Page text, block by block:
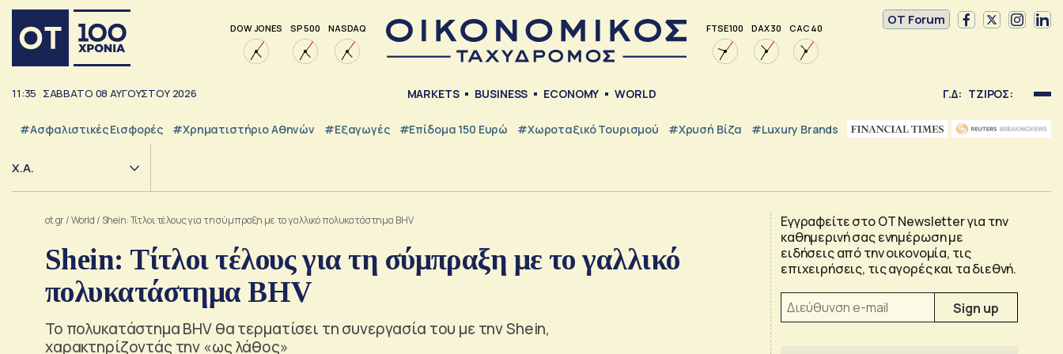
DOW JONES SP 500 NASDAQ FTSE 100 DAX 30 CAC 40
OT Forum
11:35 ΣΑΒΒΑΤΟ 08 ΑΥΓΟΥΣΤΟΥ 2026 MARKETS BUSINESS ECONOMY WORLD Γ.Δ: ΤΖΙΡΟΣ:
#Ασφαλιστικές Εισφορές #Χρηματιστήριο Αθηνών #εξαγωγές #Επίδομα 150 Ευρώ #Χωροταξικό Τουρισμού #Χρυσή Βίζα #luxury Brands
Χ.Α.
ot.gr/World / Shein: Τίτλοι τέλους για τη σύμπραξη με το γαλλικό πολυκατάστημα BHV
Shein: Τίτλοι τέλους για τη σύμπραξη με το γαλλικό
πολυκατάστημα BHV
Το πολυκατάστημα BHV θα τερματίσει τη συνεργασία του με την Shein,
χαρακτηρίζοντάς την «ως λάθος»
Εγγραφείτε στο OT Newsletter για την
καθημερινή σας ενημέρωση με
ειδήσεις από την οικονομία, τις
επιχειρήσεις, τις αγορές και τα διεθνή.